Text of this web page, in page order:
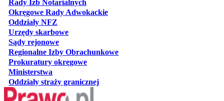
Rady Izb Notarialnych
Okręgowe Rady Adwokackieotwiera się w nowej karcie
Oddziały NFZ
Urzędy skarboweotwiera się w nowej karcie
Sądy rejonoweotwiera się w nowej karcie
Regionalne Izby Obrachunkoweotwiera się w nowej karcie
Prokuratury okręgoweotwiera się w nowej karcie
Ministerstwa
Oddziały straży granicznejotwiera się w nowej karcie